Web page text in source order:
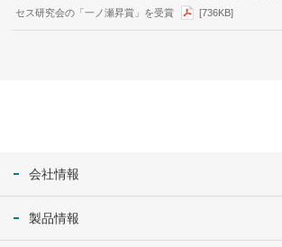
セス研究会の「一ノ瀬昇賞」を受賞
[736KB]
会社情報
製品情報